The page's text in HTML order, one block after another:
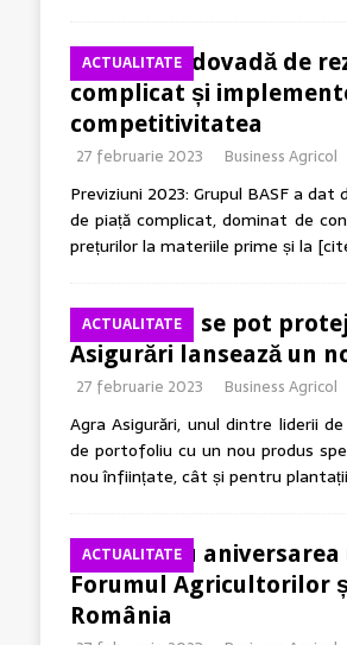
ACTUALITATE
BASF dă dovadă de
complicat și
competitivitatea
27 februarie 2023 Business Agricol
Previziuni 2023: Grupul BASF a
de piață complicat, dominat de
prețurilor la materiile prime și la
ACTUALITATE
Fermierii se pot
Asigurări lansează un
27 februarie 2023 Business Agricol
Agra Asigurări, unul dintre liderii
de portofoliu cu un nou produs
nou înființate, cât și pentru
ACTUALITATE
Odată cu aniversarea
Forumul Agricultorilor
România